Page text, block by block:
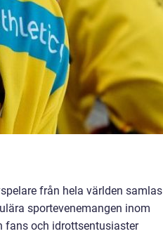
från hela världen samlas
sportevenemangen inom
fans och idrottsentusiaster